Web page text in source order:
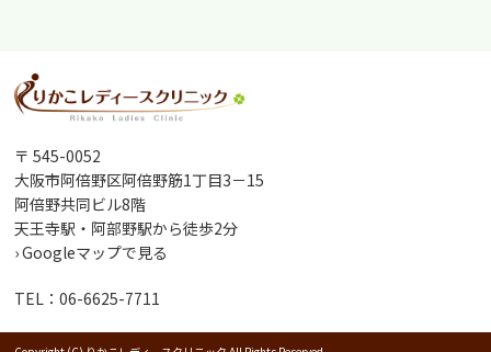
〒 545-0052
大阪市阿倍野区阿倍野筋1丁目3－15
阿倍野共同ビル8階
天王寺駅・阿部野駅から徒歩2分
› Googleマップで見る
TEL：06-6625-7711